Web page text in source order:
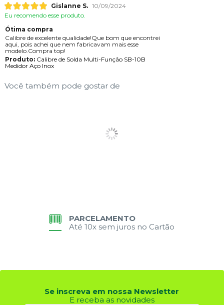
Gislanne S. 10/09/2024
Eu recomendo esse produto.
Ótima compra
Calibre de excelente qualidade!Que bom que encontrei
aqui, pois achei que nem fabricavam mais esse
modelo.Compra top!
Produto:Calibre de Solda Multi-Função SB-10B
Medidor Aço Inox
Você também pode gostar de
PARCELAMENTO
Até 10x sem juros no Cartão
Se inscreva em nossa Newsletter
E receba as novidades